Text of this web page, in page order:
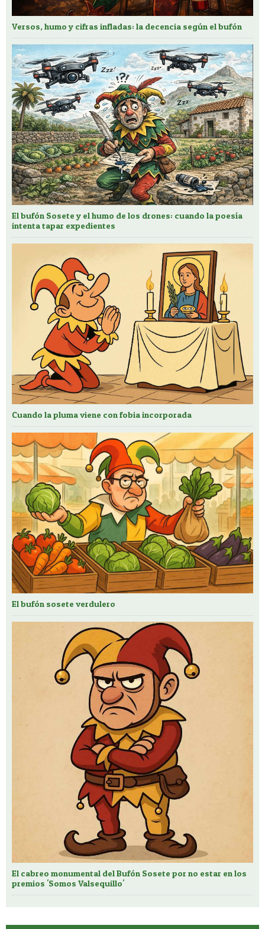
Versos, humo y cifras infladas: la decencia según el bufón
El bufón Sosete y el humo de los drones: cuando la poesía
intenta tapar expedientes
Cuando la pluma viene con fobia incorporada
El bufón sosete verdulero
El cabreo monumental del Bufón Sosete por no estar en los
premios 'Somos Valsequillo'